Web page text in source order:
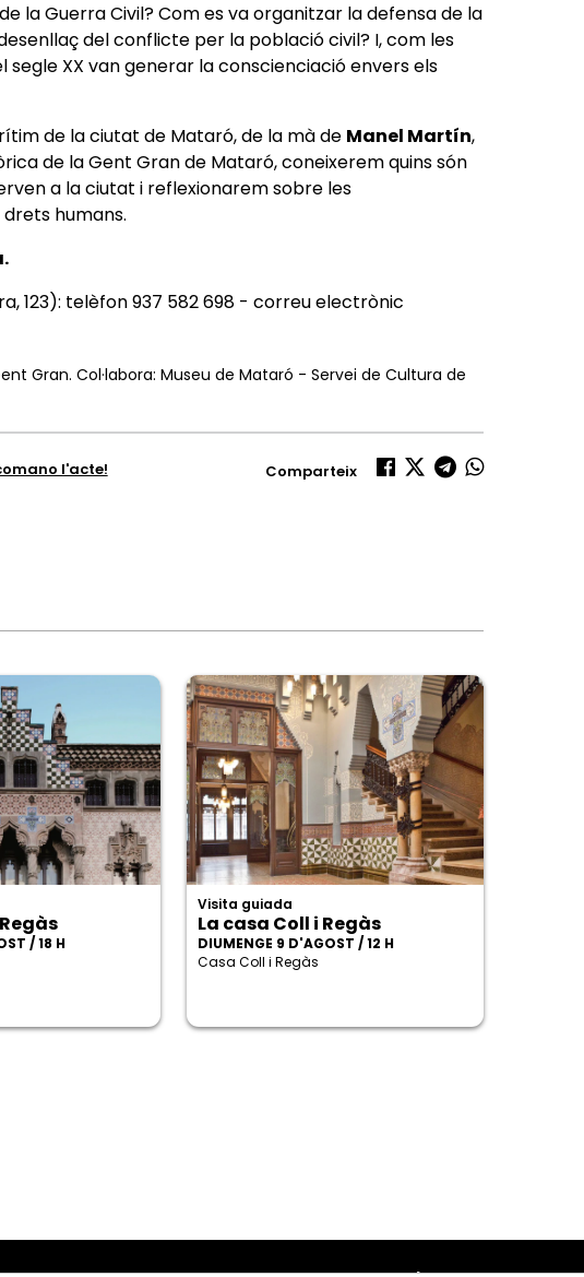
la Guerra Civil? Com es va organitzar la defensa de la
del conflicte per la població civil? I, com les
XX van generar la conscienciació envers els
de la ciutat de Mataró, de la mà de Manel Martín,
de la Gent Gran de Mataró, coneixerem quins són
a la ciutat i reflexionarem sobre les
humans.
123): telèfon 937 582 698 - correu electrònic
Gran. Col·labora: Museu de Mataró - Servei de Cultura de
l'acte! Comparteix
/ 18 H
Visita guiada
La casa Coll i Regàs
DIUMENGE 9 D'AGOST / 12 H
Casa Coll i Regàs